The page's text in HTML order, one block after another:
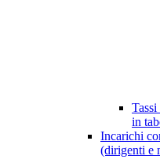
in
Incarichi
(dirigenti e